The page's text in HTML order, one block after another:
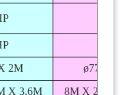
2M
ø770 X
X 3.6M 8M X 2.3M